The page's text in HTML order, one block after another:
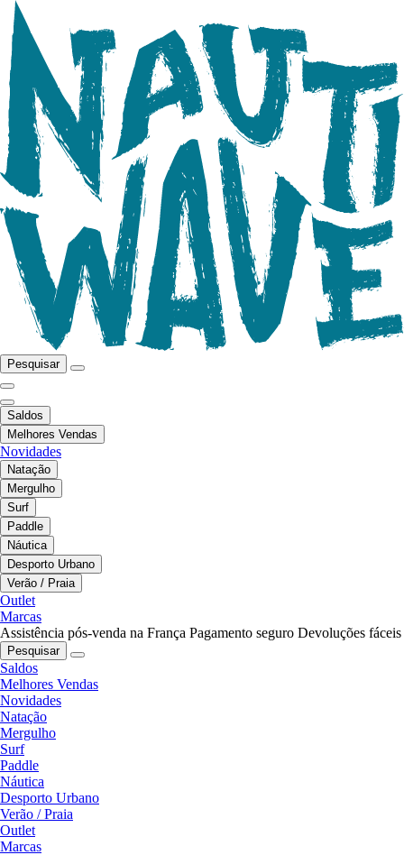
Pesquisar
Saldos
Melhores Vendas
Novidades
Natação
Mergulho
Surf
Paddle
Náutica
Desporto Urbano
Verão / Praia
Outlet
Marcas
Assistência pós-venda na França Pagamento seguro Devoluções fáceis
Pesquisar
Saldos
Melhores Vendas
Novidades
Natação
Mergulho
Surf
Paddle
Náutica
Desporto Urbano
Verão / Praia
Outlet
Marcas